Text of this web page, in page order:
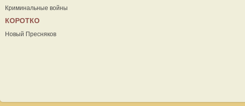
Криминальные войны
КОРОТКО
Новый Пресняков